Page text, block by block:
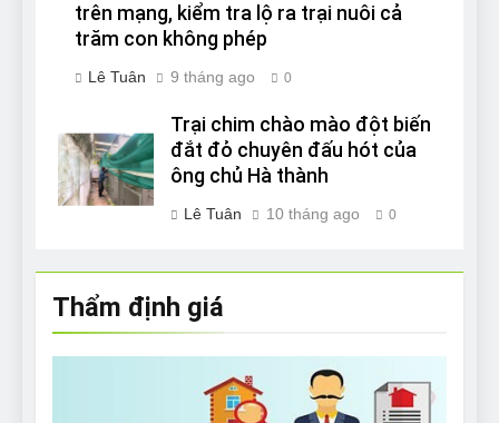
trên mạng, kiểm tra lộ ra trại nuôi cả
trăm con không phép
Lê Tuân 9 tháng ago 0
Trại chim chào mào đột biến
đắt đỏ chuyên đấu hót của
ông chủ Hà thành
Lê Tuân 10 tháng ago 0
Thẩm định giá